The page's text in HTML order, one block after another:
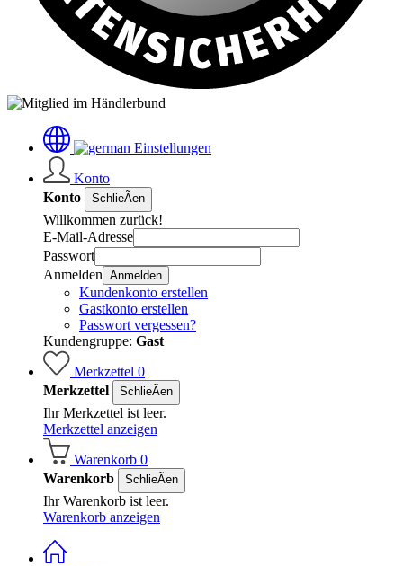
Einstellungen
Konto
Konto
SchlieÃen
Willkommen zurück!
E-Mail-Adresse
Passwort
Anmelden Anmelden
Kundenkonto erstellen
Gastkonto erstellen
Passwort vergessen?
Kundengruppe: Gast
Merkzettel 0
Merkzettel
SchlieÃen
Ihr Merkzettel ist leer.
Merkzettel anzeigen
Warenkorb 0
Warenkorb
SchlieÃen
Ihr Warenkorb ist leer.
Warenkorb anzeigen